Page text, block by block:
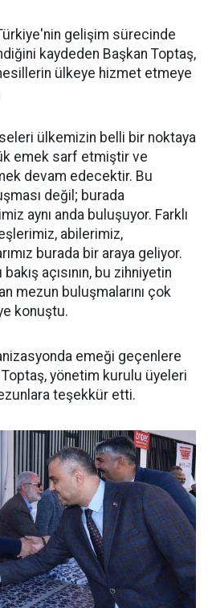
gelişim sürecinde
kaydeden Başkan Toptaş,
ülkeye hizmet etmeye
ülkemizin belli bir noktaya
emek sarf etmiştir ve
devam edecektir. Bu
değil; burada
aynı anda buluşuyor. Farklı
abilerimiz,
burada bir araya geliyor.
açısının, bu zihniyetin
mezun buluşmalarını çok
konuştu.
emeği geçenlere
yönetim kurulu üyeleri
teşekkür etti.